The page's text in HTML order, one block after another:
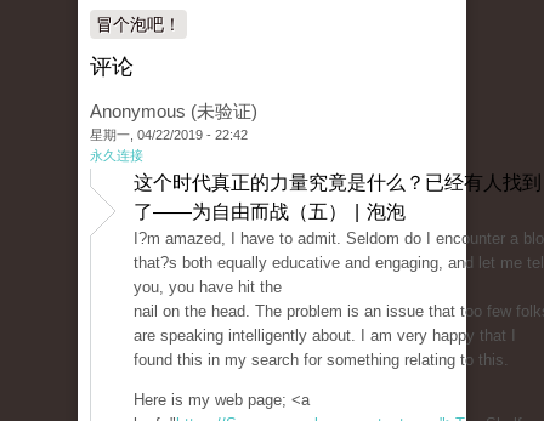
冒个泡吧！
评论
Anonymous (未验证)
星期一, 04/22/2019 - 22:42
永久连接
这个时代真正的力量究竟是什么？已经有人找到
了——为自由而战（五） | 泡泡
I?m amazed, I have to admit. Seldom do I encounter a
that?s both equally educative and engaging, and let me
you, you have hit the
nail on the head. The problem is an issue that too few
are speaking intelligently about. I am very happy that I
found this in my search for something relating to this.
Here is my web page; <a